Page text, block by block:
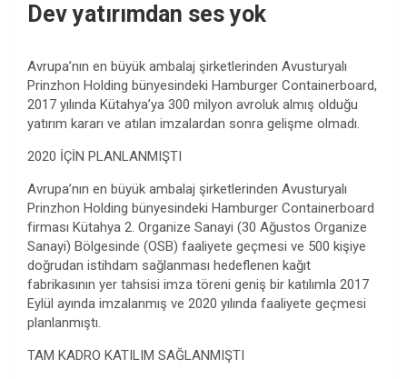
Dev yatırımdan ses yok
Avrupa’nın en büyük ambalaj şirketlerinden Avusturyalı
Prinzhon Holding bünyesindeki Hamburger Containerboard,
2017 yılında Kütahya’ya 300 milyon avroluk almış olduğu
yatırım kararı ve atılan imzalardan sonra gelişme olmadı.
2020 İÇİN PLANLANMIŞTI
Avrupa’nın en büyük ambalaj şirketlerinden Avusturyalı
Prinzhon Holding bünyesindeki Hamburger Containerboard
firması Kütahya 2. Organize Sanayi (30 Ağustos Organize
Sanayi) Bölgesinde (OSB) faaliyete geçmesi ve 500 kişiye
doğrudan istihdam sağlanması hedeflenen kağıt
fabrikasının yer tahsisi imza töreni geniş bir katılımla 2017
Eylül ayında imzalanmış ve 2020 yılında faaliyete geçmesi
planlanmıştı.
TAM KADRO KATILIM SAĞLANMIŞTI